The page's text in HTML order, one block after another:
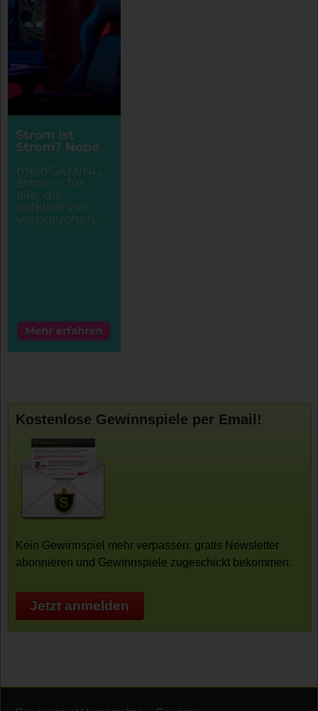
Kostenlose Gewinnspiele per Email!
Kein Gewinnspiel mehr verpassen: gratis Newsletter
abonnieren und Gewinnspiele zugeschickt bekommen.
Jetzt anmelden